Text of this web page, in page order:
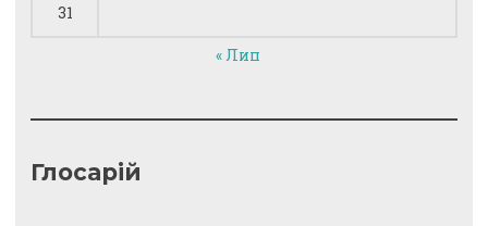
31
« Лип
Глосарій